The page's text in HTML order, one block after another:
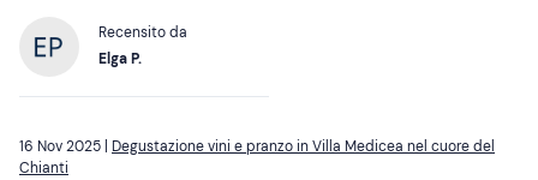
Recensito da
Elga P.
16 Nov 2025 | Degustazione vini e pranzo in Villa Medicea nel cuore del
Chianti